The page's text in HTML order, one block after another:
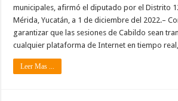
municipales, afirmó el diputado por el Distrito
Mérida, Yucatán, a 1 de diciembre del 2022.–
garantizar que las sesiones de Cabildo sean
cualquier plataforma de Internet en tiempo
Leer Mas ...